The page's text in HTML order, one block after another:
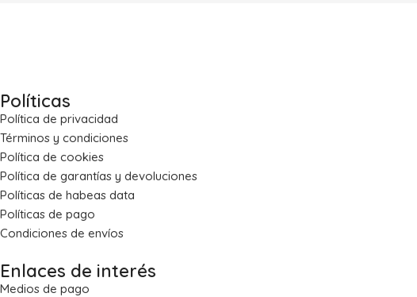
Políticas
Política de privacidad
Términos y condiciones
Política de cookies
Política de garantías y devoluciones
Políticas de habeas data
Políticas de pago
Condiciones de envíos
Enlaces de interés
Medios de pago